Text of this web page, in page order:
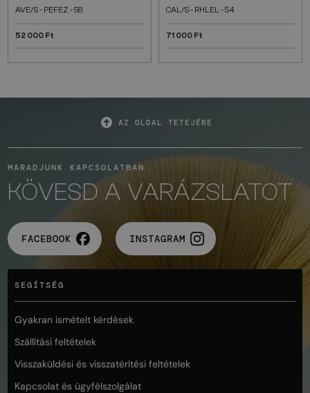
AVE/S - PEFEZ - 58
52 000 Ft
CAL/S - RHLEL - 54
71 000 Ft
AZ OLDAL TETEJÉRE
MARADJUNK KAPCSOLATBAN
KÖVESD A VARÁZSLATOT
FACEBOOK INSTAGRAM
SEGÍTSÉG
Gyakran ismételt kérdések
Szállítási feltételek
Visszaküldési és visszatérítési feltételek
Kapcsolat és ügyfélszolgálat